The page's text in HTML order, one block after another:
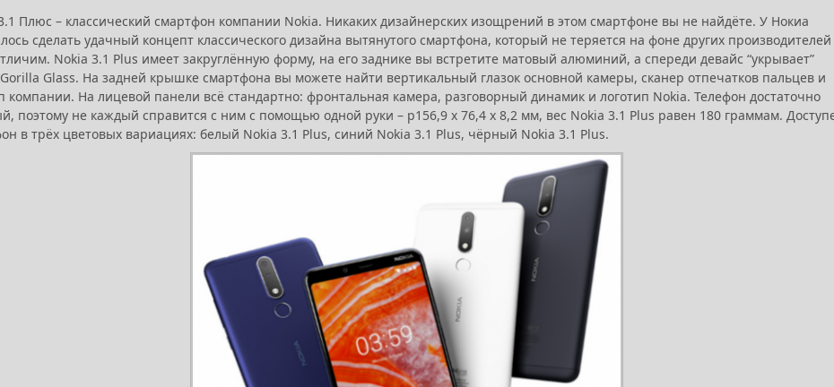
Плюс – классический смартфон компании Nokia. Никаких дизайнерских изощрений в этом смартфоне вы не найдёте. У Нокиа
сделать удачный концепт классического дизайна вытянутого смартфона, который не теряется на фоне других
Nokia 3.1 Plus имеет закруглённую форму, на его заднике вы встретите матовый алюминий, а спереди девайс “укрывает”
Gorilla Glass. На задней крышке смартфона вы можете найти вертикальный глазок основной камеры, сканер отпечатков пальцев и
компании. На лицевой панели всё стандартно: фронтальная камера, разговорный динамик и логотип Nokia. Телефон достаточно
поэтому не каждый справится с ним с помощью одной руки – р156,9 х 76,4 х 8,2 мм, вес Nokia 3.1 Plus равен 180 граммам.
в трёх цветовых вариациях: белый Nokia 3.1 Plus, синий Nokia 3.1 Plus, чёрный Nokia 3.1 Plus.